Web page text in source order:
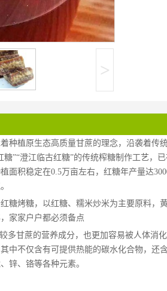
>
种植原生态高质量甘蔗的理念，沿袭着传
”“澄江临古红糖”的传统榨糖制作工艺，
面积稳定在0.5万亩左右，红糖年产量达
糖烤糖，以红糖、糯米炒米为主要原料，
家家户户都必须备点
多甘蔗的营养成分，也更加容易被人体消
中不仅含有可提供热能的碳水化合物，还
锌、铬等各种元素。